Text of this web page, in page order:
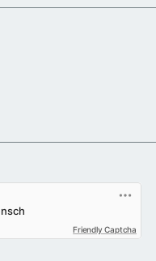
Friendly Captcha